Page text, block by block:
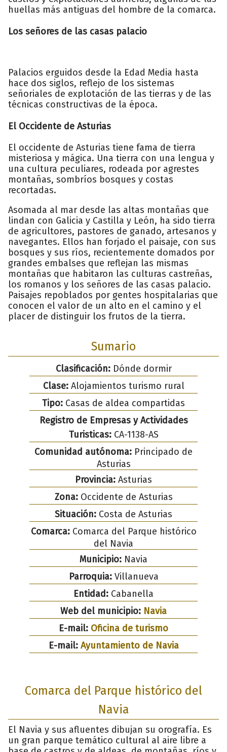
huellas más antiguas del hombre de la comarca.
Los señores de las casas palacio
Palacios erguidos desde la Edad Media hasta
hace dos siglos, reflejo de los sistemas
señoriales de explotación de las tierras y de las
técnicas constructivas de la época.
El Occidente de Asturias
El occidente de Asturias tiene fama de tierra
misteriosa y mágica. Una tierra con una lengua y
una cultura peculiares, rodeada por agrestes
montañas, sombríos bosques y costas
recortadas.
Asomada al mar desde las altas montañas que
lindan con Galicia y Castilla y León, ha sido tierra
de agricultores, pastores de ganado, artesanos y
navegantes. Ellos han forjado el paisaje, con sus
bosques y sus ríos, recientemente domados por
grandes embalses que reflejan las mismas
montañas que habitaron las culturas castreñas,
los romanos y los señores de las casas palacio.
Paisajes repoblados por gentes hospitalarias que
conocen el valor de un alto en el camino y el
placer de distinguir los frutos de la tierra.
Sumario
Clasificación:Dónde dormir
Clase:Alojamientos turismo rural
Tipo: Casas de aldea compartidas
Registro de Empresas y Actividades
Turisticas:CA-1138-AS
Comunidad autónoma: Principado de
Asturias
Provincia: Asturias
Zona:Occidente de Asturias
Situación: Costa de Asturias
Comarca:Comarca del Parque histórico
del Navia
Municipio: Navia
Parroquia:Villanueva
Entidad: Cabanella
Web del municipio: Navia
E-mail: Oficina de turismo
E-mail: Ayuntamiento de Navia
Comarca del Parque histórico del
Navia
El Navia y sus afluentes dibujan su orografía. Es
un gran parque temático cultural al aire libre a